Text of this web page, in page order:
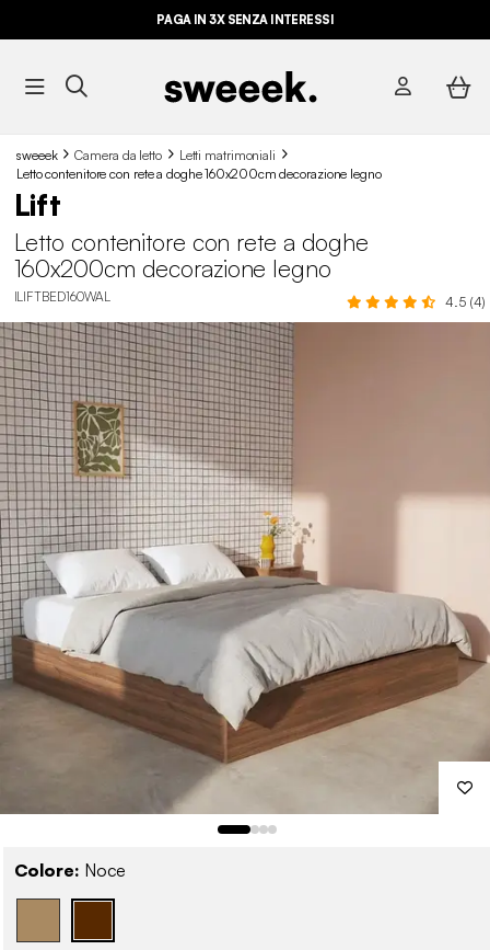
PAGA IN 3X SENZA INTERESSI
sweeek Camera da letto
Letti matrimoniali
Letto contenitore con rete a doghe 160x200cm decorazione legno
Lift
Letto contenitore con rete a doghe
160x200cm decorazione legno
ILIFTBED160WAL 4.5 (4)
Colore: Noce